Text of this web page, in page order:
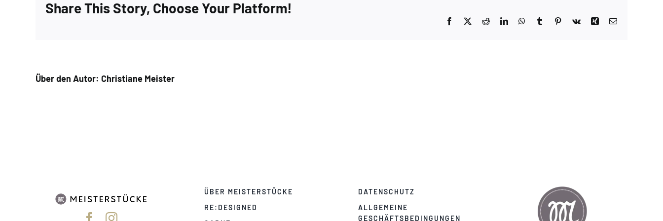
Share This Story, Choose Your Platform!
Facebook Reddit LinkedInWhatsApp
TumblrPinterest
Vk Xing
Über den Autor: Christiane Meister
ÜBER MEISTERSTÜCKE
RE:DESIGNED
DATENSCHUTZ
ALLGEMEINE
GESCHÄFTSBEDINGUNGEN